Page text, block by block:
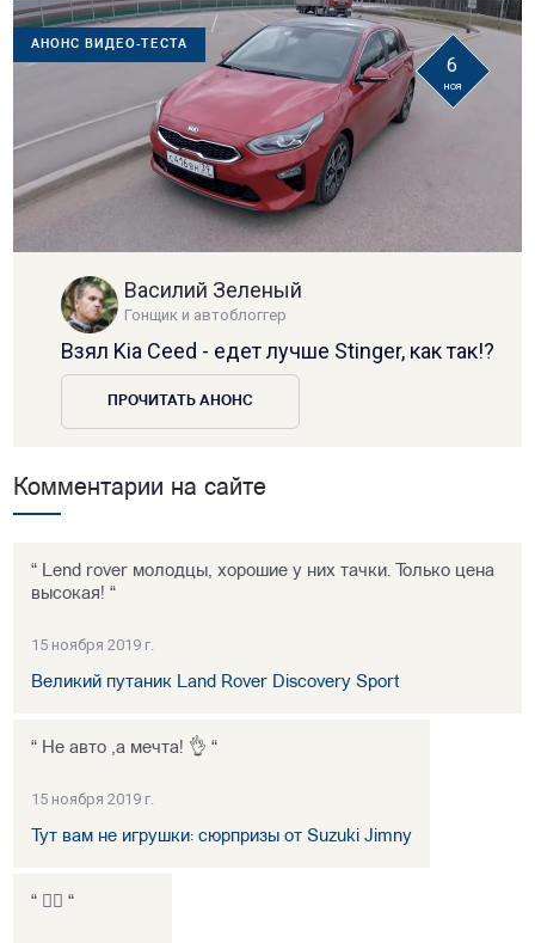
АНОНС ВИДЕО-ТЕСТА
6
ноя
Василий Зеленый
Гонщик и автоблоггер
Взял Kia Ceed - едет лучше Stinger, как так!?
ПРОЧИТАТЬ АНОНС
Комментарии на сайте
“ Lend rover молодцы, хорошие у них тачки. Только цена
высокая! “
15 ноября 2019 г.
Великий путаник Land Rover Discovery Sport
“ Не авто ,а мечта! 👌 “
15 ноября 2019 г.
Тут вам не игрушки: сюрпризы от Suzuki Jimny
“ 👍🏻 “